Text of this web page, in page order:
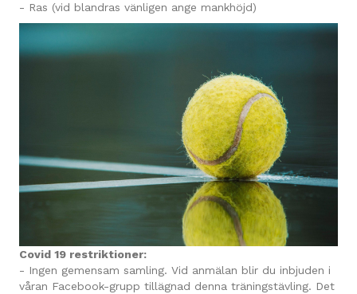
- Ras (vid blandras vänligen ange mankhöjd)
Covid 19 restriktioner:
- Ingen gemensam samling. Vid anmälan blir du inbjuden i
våran Facebook-grupp tillägnad denna träningstävling. Det